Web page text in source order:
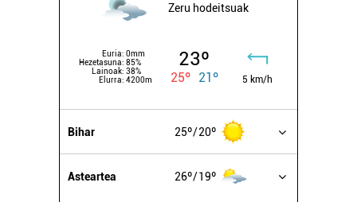
Zeru hodeitsuak
Euria: 0mm
Hezetasuna: 85%
Lainoak: 38%
Elurra: 4200m
23º
25º 21º 5 km/h
Bihar 25º 20º
Asteartea 26º 19º